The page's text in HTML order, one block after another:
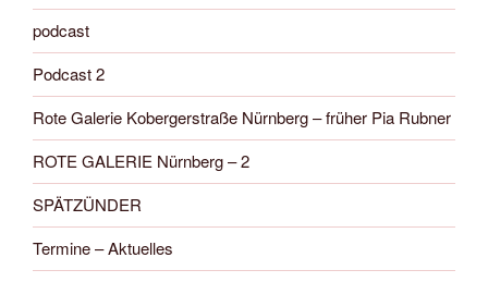
podcast
Podcast 2
Rote Galerie Kobergerstraße Nürnberg – früher Pia Rubner
ROTE GALERIE Nürnberg – 2
SPÄTZÜNDER
Termine – Aktuelles